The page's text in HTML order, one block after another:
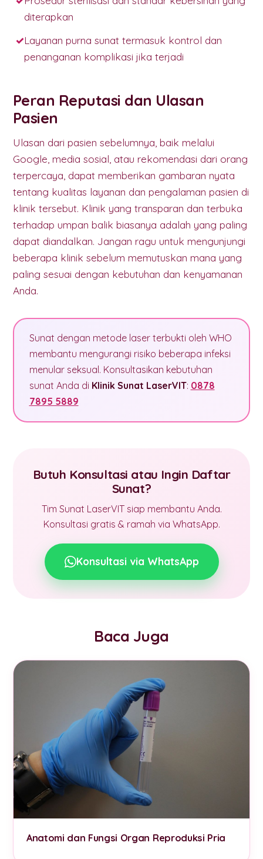
diterapkan
Layanan purna sunat termasuk kontrol dan
penanganan komplikasi jika terjadi
Peran Reputasi dan Ulasan
Pasien
Ulasan dari pasien sebelumnya, baik melalui
Google, media sosial, atau rekomendasi dari orang
terpercaya, dapat memberikan gambaran nyata
tentang kualitas layanan dan pengalaman pasien di
klinik tersebut. Klinik yang transparan dan terbuka
terhadap umpan balik biasanya adalah yang paling
dapat diandalkan. Jangan ragu untuk mengunjungi
beberapa klinik sebelum memutuskan mana yang
paling sesuai dengan kebutuhan dan kenyamanan
Anda.
Sunat dengan metode laser terbukti oleh WHO
membantu mengurangi risiko beberapa infeksi
menular seksual. Konsultasikan kebutuhan
sunat Anda di Klinik Sunat LaserVIT: 0878
7895 5889
Butuh Konsultasi atau Ingin Daftar
Sunat?
Tim Sunat LaserVIT siap membantu Anda.
Konsultasi gratis & ramah via WhatsApp.
Konsultasi via WhatsApp
Baca Juga
Anatomi dan Fungsi Organ Reproduksi Pria